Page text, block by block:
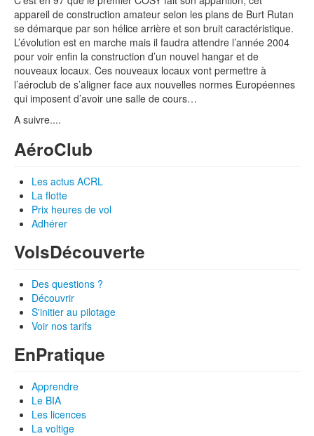
appareil de construction amateur selon les plans de Burt Rutan
se démarque par son hélice arrière et son bruit caractéristique.
L’évolution est en marche mais il faudra attendre l’année 2004
pour voir enfin la construction d’un nouvel hangar et de
nouveaux locaux. Ces nouveaux locaux vont permettre à
l’aéroclub de s’aligner face aux nouvelles normes Européennes
qui imposent d’avoir une salle de cours…
A suivre....
AéroClub
Les actus ACRL
La flotte
Prix heures de vol
Adhérer
VolsDécouverte
Des questions ?
Découvrir
S'initier au pilotage
Voir nos tarifs
EnPratique
Apprendre
Le BIA
Les licences
La voltige